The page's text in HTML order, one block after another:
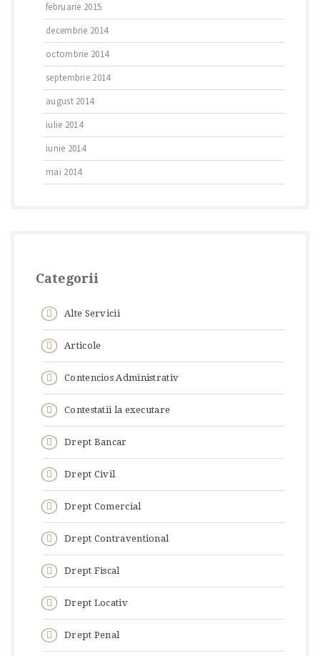
februarie 2015
decembrie 2014
octombrie 2014
septembrie 2014
august 2014
iulie 2014
iunie 2014
mai 2014
Categorii
Alte Servicii
Articole
Contencios Administrativ
Contestatii la executare
Drept Bancar
Drept Civil
Drept Comercial
Drept Contraventional
Drept Fiscal
Drept Locativ
Drept Penal